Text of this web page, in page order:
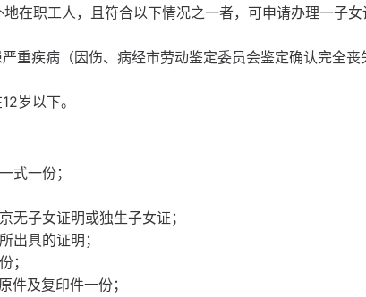
在职工人，且符合以下情况之一者，可申请办理一子女
重疾病（因伤、病经市劳动鉴定委员会鉴定确认完全丧
12岁以下。
式一份；
无子女证明或独生子女证；
出具的证明；
；
件及复印件一份；